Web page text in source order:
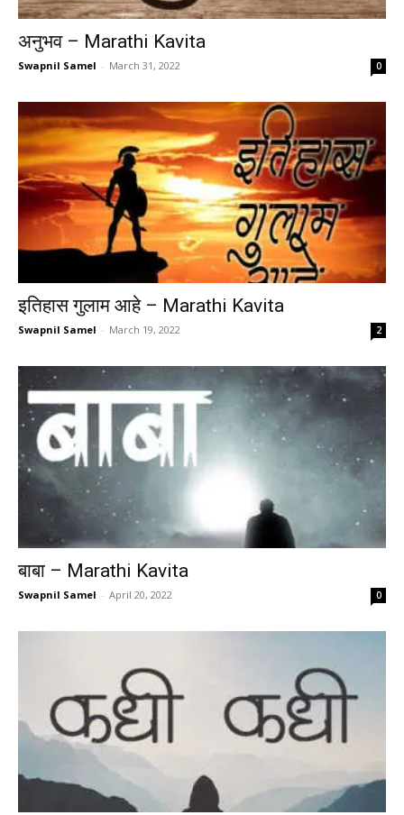
अनुभव – Marathi Kavita
Swapnil Samel - March 31, 2022 0
इतिहास गुलाम आहे – Marathi Kavita
Swapnil Samel - March 19, 2022 2
बाबा – Marathi Kavita
Swapnil Samel - April 20, 2022 0